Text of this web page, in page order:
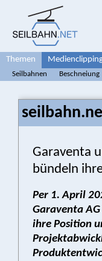
Themen
Seilbahnen Beschneiung
Garaventa
bündeln
Per 1. April
Garaventa
ihre Position